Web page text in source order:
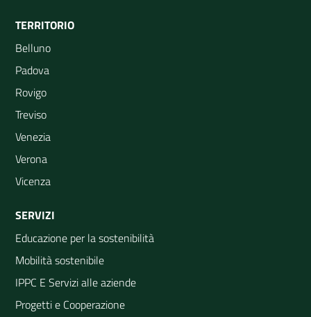
TERRITORIO
Belluno
Padova
Rovigo
Treviso
Venezia
Verona
Vicenza
SERVIZI
Educazione per la sostenibilità
Mobilità sostenibile
IPPC E Servizi alle aziende
Progetti e Cooperazione